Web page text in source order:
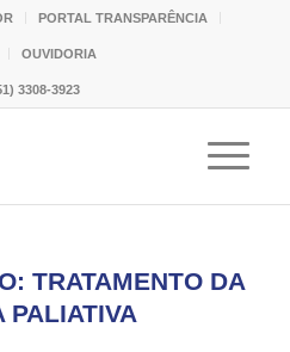
PORTAL TRANSPARÊNCIA
OUVIDORIA
3308-3923
TRATAMENTO DA
PALIATIVA